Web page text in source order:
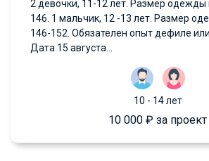
2 девочки, 11-12 лет. Размер одежды
146. 1 мальчик, 12 -13 лет. Размер
146-152. Обязателен опыт дефиле
Дата 15 августа...
10 - 14 лет
10 000 ₽ за проект